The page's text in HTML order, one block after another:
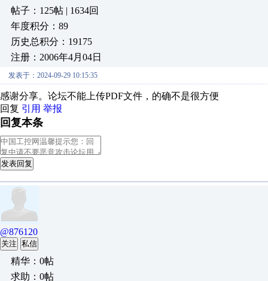
帖子：125帖 | 1634回
年度积分：89
历史总积分：19175
注册：2006年4月04日
发表于：2024-09-29 10:15:35
感谢分享。论坛不能上传PDF文件，的确不是很方便
回复 引用 举报
回复本条
发表回复
@876120
关注 私信
精华：0帖
求助：0帖